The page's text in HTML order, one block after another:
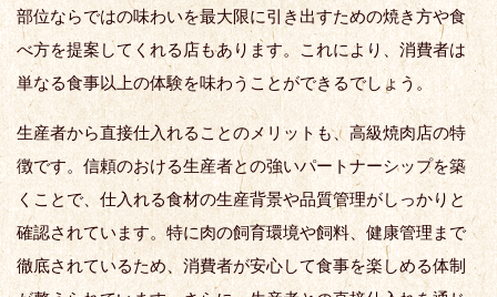
部位ならではの味わいを最大限に引き出すための焼き方や食
べ方を提案してくれる店もあります。これにより、消費者は
単なる食事以上の体験を味わうことができるでしょう。
生産者から直接仕入れることのメリットも、高級焼肉店の特
徴です。信頼のおける生産者との強いパートナーシップを築
くことで、仕入れる食材の生産背景や品質管理がしっかりと
確認されています。特に肉の飼育環境や飼料、健康管理まで
徹底されているため、消費者が安心して食事を楽しめる体制